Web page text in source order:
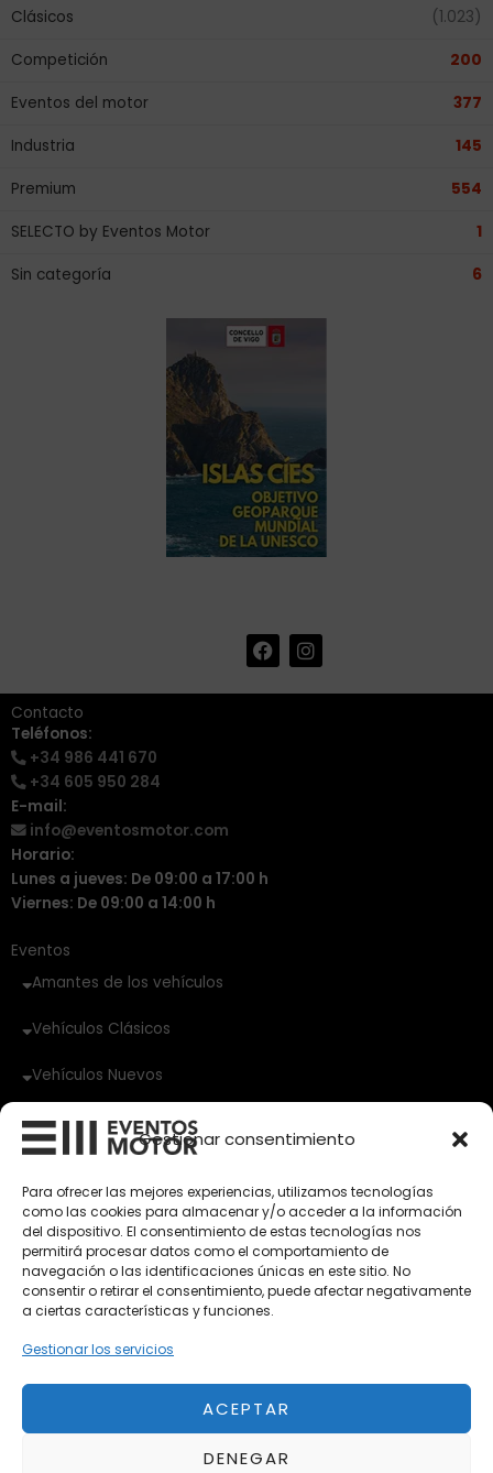
Gestionar consentimiento
Para ofrecer las mejores experiencias, utilizamos tecnologías
como las cookies para almacenar y/o acceder a la información
del dispositivo. El consentimiento de estas tecnologías nos
permitirá procesar datos como el comportamiento de
navegación o las identificaciones únicas en este sitio. No
consentir o retirar el consentimiento, puede afectar negativamente
a ciertas características y funciones.
Gestionar los servicios
ACEPTAR
DENEGAR
Clásicos
(1.023)
Competición 200
Eventos del motor 377
Industria 145
Premium 554
SELECTO by Eventos Motor 1
Sin categoría 6
F
a
e
I
n
t
Contacto
Teléfonos:
+34 986 441 670
+34 605 950 284
E-mail:
info@eventosmotor.com
Horario:
Lunes a jueves: De 09:00 a 17:00 h
Viernes: De 09:00 a 14:00 h
Eventos
Amantes de los vehículos
Vehículos Clásicos
Vehículos Nuevos
Vehículos de Ocasión
Próximos
Del 12/08/2026 al 12/08/2026
autoClássico Porto 2026
Del 02/10/2026 al 05/10/2026